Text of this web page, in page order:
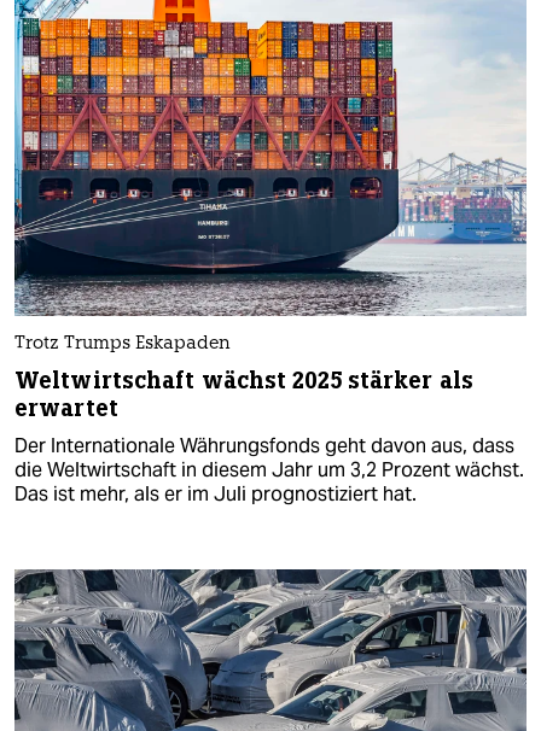
Trotz Trumps Eskapaden
Weltwirtschaft wächst 2025 stärker als
erwartet
Der Internationale Währungsfonds geht davon aus, dass
die Weltwirtschaft in diesem Jahr um 3,2 Prozent wächst.
Das ist mehr, als er im Juli prognostiziert hat.